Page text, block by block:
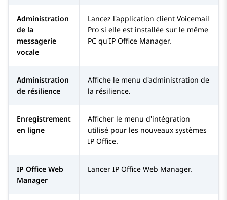
Administration
de la
messagerie
vocale
Lancez l'application client Voicemail
Pro si elle est installée sur le même
PC qu'IP Office Manager.
Administration
de résilience
Affiche le menu d'administration de
la résilience.
Enregistrement
en ligne
Afficher le menu d'intégration
utilisé pour les nouveaux systèmes
IP Office.
IP Office Web
Manager
Lancer IP Office Web Manager.